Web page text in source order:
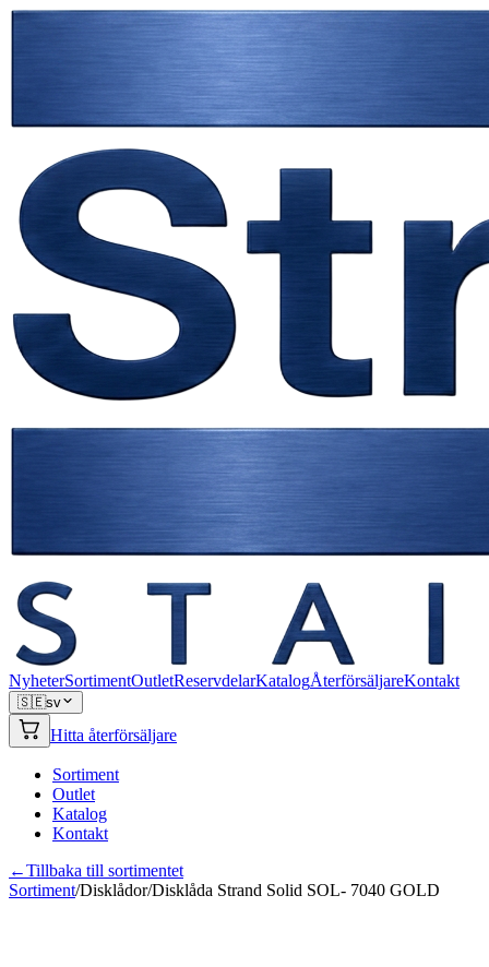
NyheterSortimentOutletReservdelarKatalogÅterförsäljareKontakt
🇸🇪sv
Hitta återförsäljare
Sortiment
Outlet
Katalog
Kontakt
←Tillbaka till sortimentet
Sortiment/Disklådor/Disklåda Strand Solid SOL- 7040 GOLD